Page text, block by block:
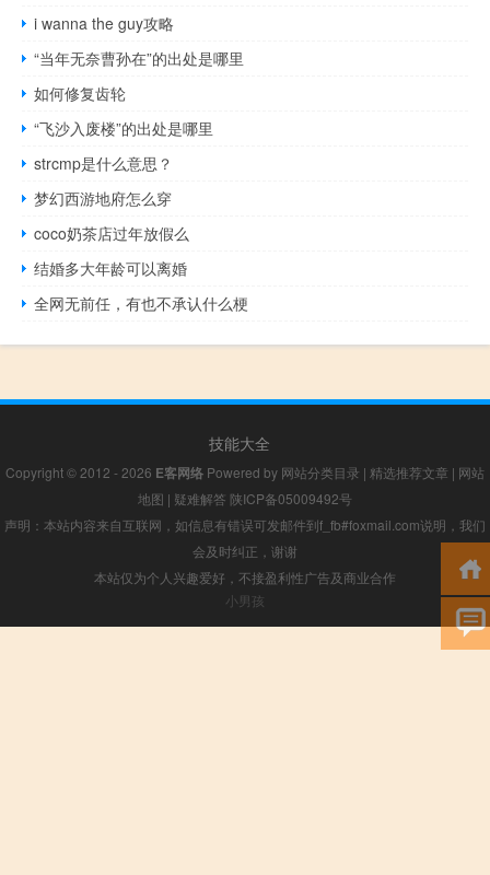
i wanna the guy攻略
“当年无奈曹孙在”的出处是哪里
如何修复齿轮
“飞沙入废楼”的出处是哪里
strcmp是什么意思？
梦幻西游地府怎么穿
coco奶茶店过年放假么
结婚多大年龄可以离婚
全网无前任，有也不承认什么梗
技能大全
Copyright © 2012 - 2026 E客网络 Powered by 网站分类目录 | 精选推荐文章 | 网站
地图 | 疑难解答 陕ICP备05009492号
声明：本站内容来自互联网，如信息有错误可发邮件到f_fb#foxmail.com说明，我们
会及时纠正，谢谢
本站仅为个人兴趣爱好，不接盈利性广告及商业合作
小男孩